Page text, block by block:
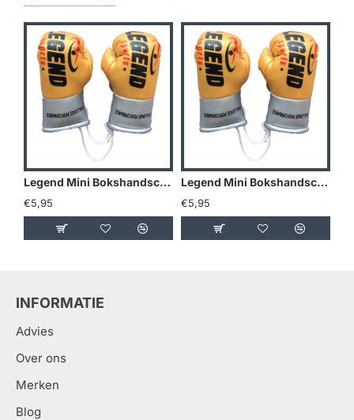
Legend Mini Bokshandschoenen - Goud/Geel
€5,95
Legend Mini Bokshandschoenen - Holland
€5,95
INFORMATIE
Advies
Over ons
Merken
Blog